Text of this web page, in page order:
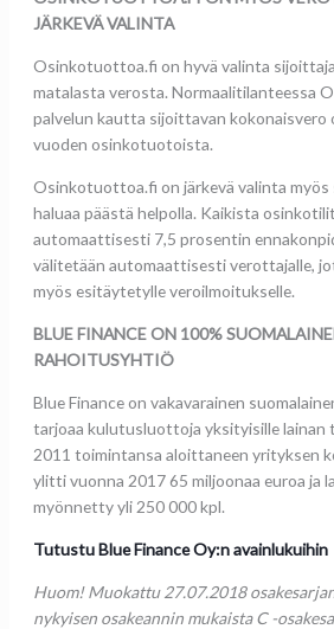
JÄRKEVÄ VALINTA
Osinkotuottoa.fi on hyvä valinta
matalasta verosta. Normaalitilanteessa
palvelun kautta sijoittavan kokonaisvero
vuoden osinkotuotoista.
Osinkotuottoa.fi on järkevä valinta myös
haluaa päästä helpolla. Kaikista
automaattisesti 7,5 prosentin
välitetään automaattisesti verottajalle,
myös esitäytetylle veroilmoitukselle.
BLUE FINANCE ON 100%
RAHOITUSYHTIÖ
Blue Finance on vakavarainen
tarjoaa kulutusluottoja yksityisille lainan
2011 toimintansa aloittaneen yrityksen
ylitti vuonna 2017 65 miljoonaa euroa ja
myönnetty yli 250 000 kpl.
Tutustu Blue Finance Oy:n avainlukuihin
Huom! Muokattu 27.07.2018
nykyisen osakeannin mukaista C -